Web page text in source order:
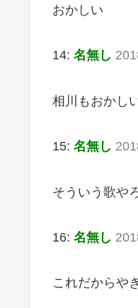
おかしい
14: 名無し
相川もおかし
15: 名無し
そういう歌や
16: 名無し
これだからや